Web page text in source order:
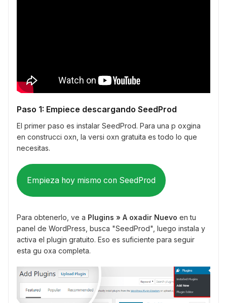
Paso 1: Empiece descargando SeedProd
El primer paso es instalar SeedProd. Para una p oxgina
en construcci oxn, la versi oxn gratuita es todo lo que
necesitas.
Empieza hoy mismo con SeedProd
Para obtenerlo, ve a Plugins » A oxadir Nuevo en tu
panel de WordPress, busca "SeedProd", luego instala y
activa el plugin gratuito. Eso es suficiente para seguir
esta gu oxa completa.